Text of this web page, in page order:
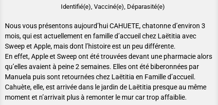
Identifié(e), Vacciné(e), Déparasité(e)
Nous vous présentons aujourd’hui CAHUETE, chatonne d’environ 3
mois, qui est actuellement en famille d’accueil chez Laëtitia avec
Sweep et Apple, mais dont l’histoire est un peu différente.
En effet, Apple et Sweep ont été trouvées devant une pharmacie alors
qu’elles avaient à peine 2 semaines. Elles ont été biberonnées par
Manuela puis sont retournées chez Laëtitia en Famille d’accueil.
Cahuète, elle, est arrivée dans le jardin de Laëtitia presque au même
moment et n’arrivait plus à remonter le mur car trop affaiblie.